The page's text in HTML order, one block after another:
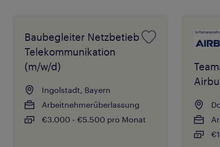
Baubegleiter Netzbetieb
Telekommunikation
(m/w/d)
Ingolstadt, Bayern
Arbeitnehmerüberlassung
€3.000 - €5.500 pro Monat